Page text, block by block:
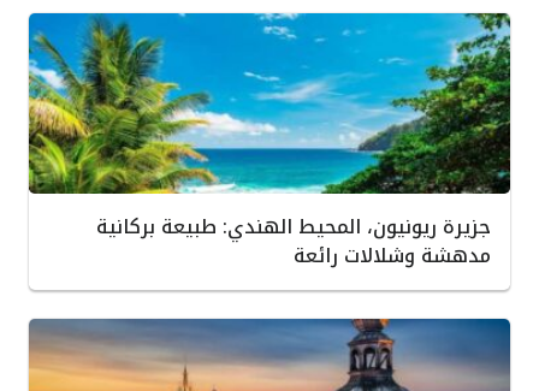
جزيرة ريونيون، المحيط الهندي: طبيعة بركانية
مدهشة وشلالات رائعة